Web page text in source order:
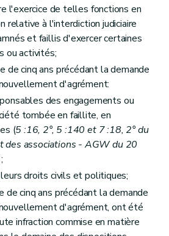
l'exercice de telles fonctions en
relative à l'interdiction judiciaire
et faillis d'exercer certaines
ou activités;
de cinq ans précédant la demande
d'agrément:
des engagements ou
tombée en faillite, en
(5 :16, 2°, 5 :140 et 7 :18, 2° du
des associations - AGW du 20
droits civils et politiques;
de cinq ans précédant la demande
d'agrément, ont été
infraction commise en matière